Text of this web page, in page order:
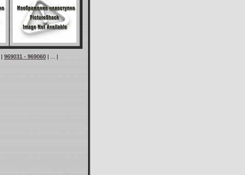
| 969031 - 969060 | ... |